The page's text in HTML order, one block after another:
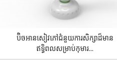
ប៊ិចអានសៀវភៅជំនួយការសិក្សាដ៏មាន
ឥទ្ធិពលសម្រាប់កុមារ...